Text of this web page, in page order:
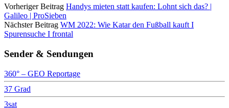
Vorheriger Beitrag Handys mieten statt kaufen: Lohnt sich das? |
Galileo | ProSieben
Nächster Beitrag WM 2022: Wie Katar den Fußball kauft I
Spurensuche I frontal
Sender & Sendungen
360° – GEO Reportage
37 Grad
3sat